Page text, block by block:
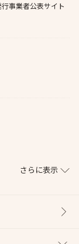
事業者公表サイト
さらに表示